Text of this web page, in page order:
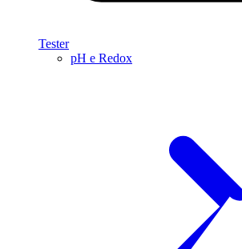
Tester
pH e Redox